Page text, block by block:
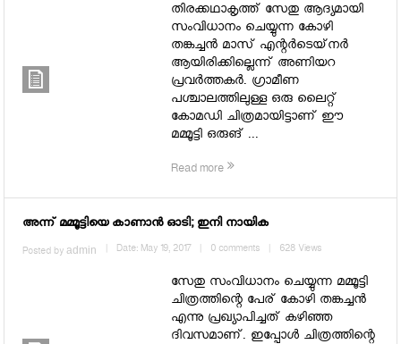
തിരക്കഥാകൃത്ത് സേതു ആദ്യമായി
സംവിധാനം ചെയ്യുന്ന കോഴി
തങ്കച്ചന്‍ മാസ് എന്റര്‍ടെയ്‌നര്‍
ആയിരിക്കില്ലെന്ന് അണിയറ
പ്രവര്‍ത്തകര്‍. ഗ്രാമീണ
പശ്ചാലത്തിലുള്ള ഒരു ലൈറ്റ്
കോമഡി ചിത്രമായിട്ടാണ് ഈ
മമ്മൂട്ടി ഒരുങ് ...
Read more
അന്ന് മമ്മൂട്ടിയെ കാണാന്‍ ഓടി; ഇനി നായിക
Posted byadmin | Date: May 19, 2017 | 0 comments | 628 Views
സേതു സംവിധാനം ചെയ്യുന്ന മമ്മൂട്ടി
ചിത്രത്തിന്റെ പേര് കോഴി തങ്കച്ചന്‍
എന്നു പ്രഖ്യാപിച്ചത് കഴിഞ്ഞ
ദിവസമാണ്. ഇപ്പോള്‍ ചിത്രത്തിന്റെ